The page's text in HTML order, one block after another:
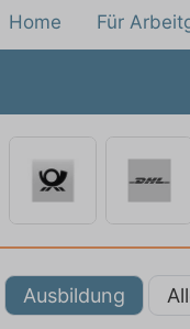
Home Für
Ausbildung